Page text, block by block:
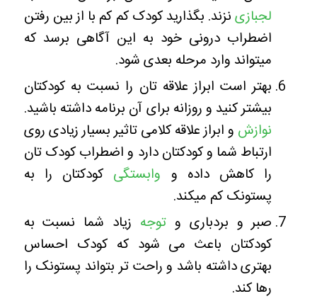
لجبازینزند. بگذارید کودک کم کم با از بین رفتن
اضطراب درونی خود به این آگاهی برسد که
میتواند وارد مرحله بعدی شود.
بهتر است ابراز علاقه تان را نسبت به کودکتان
بیشتر کنید و روزانه برای آن برنامه داشته باشید.
نوازش و ابراز علاقه کلامی تاثیر بسیار زیادی روی
ارتباط شما و کودکتان دارد و اضطراب کودک تان
را کاهش داده و وابستگی کودکتان را به
پستونک کم میکند.
صبر و بردباری و توجه زیاد شما نسبت به
کودکتان باعث می شود که کودک احساس
بهتری داشته باشد و راحت تر بتواند پستونک را
رها کند.